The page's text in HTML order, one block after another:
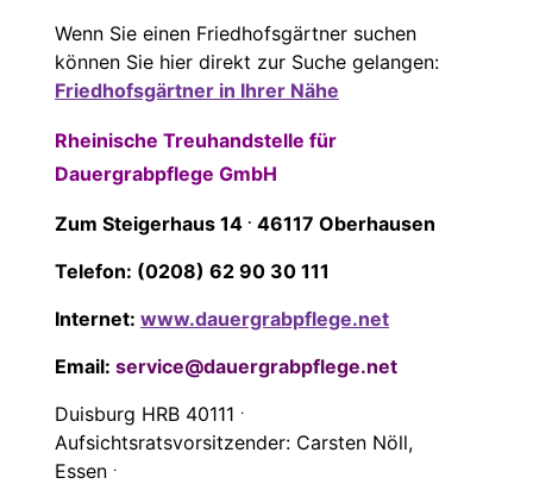
Wenn Sie einen Friedhofsgärtner suchen
können Sie hier direkt zur Suche gelangen:
Friedhofsgärtner in Ihrer Nähe
Rheinische Treuhandstelle für
Dauergrabpflege GmbH
Zum Steigerhaus 14 . 46117 Oberhausen
Telefon: (0208) 62 90 30 111
Internet: www.dauergrabpflege.net
Email: service@dauergrabpflege.net
Duisburg HRB 40111 .
Aufsichtsratsvorsitzender: Carsten Nöll,
Essen .